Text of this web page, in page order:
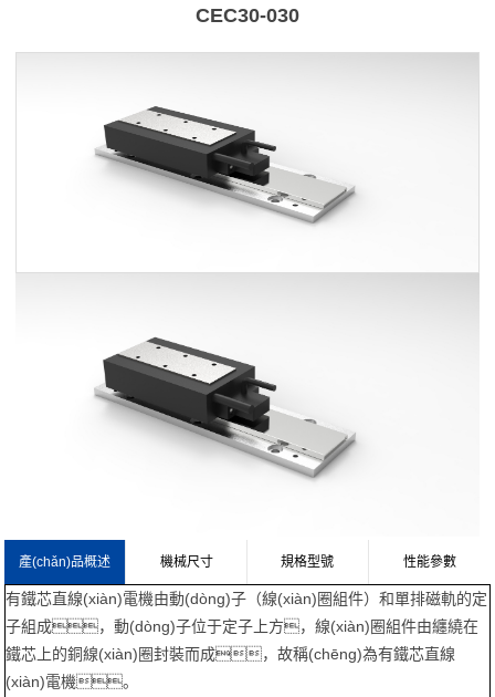
CEC30-030
產(chǎn)品概述 機械尺寸 規格型號 性能參數
有鐵芯直線(xiàn)電機由動(dòng)子（線(xiàn)圈組件）和單排磁軌的定
子組成，動(dòng)子位于定子上方，線(xiàn)圈組件由纏繞在
鐵芯上的銅線(xiàn)圈封裝而成，故稱(chēng)為有鐵芯直線
(xiàn)電機。